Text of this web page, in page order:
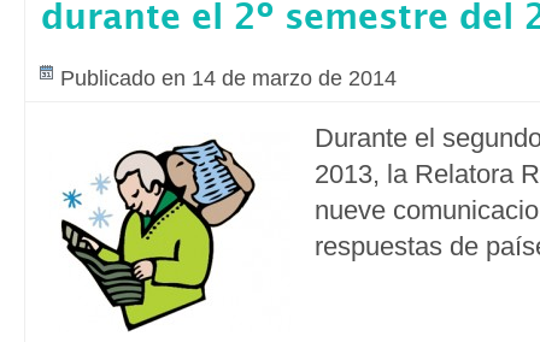
durante el 2º semestre del
Publicado en 14 de marzo de 2014
Durante el
2013, la Relatora
nueve
respuestas de